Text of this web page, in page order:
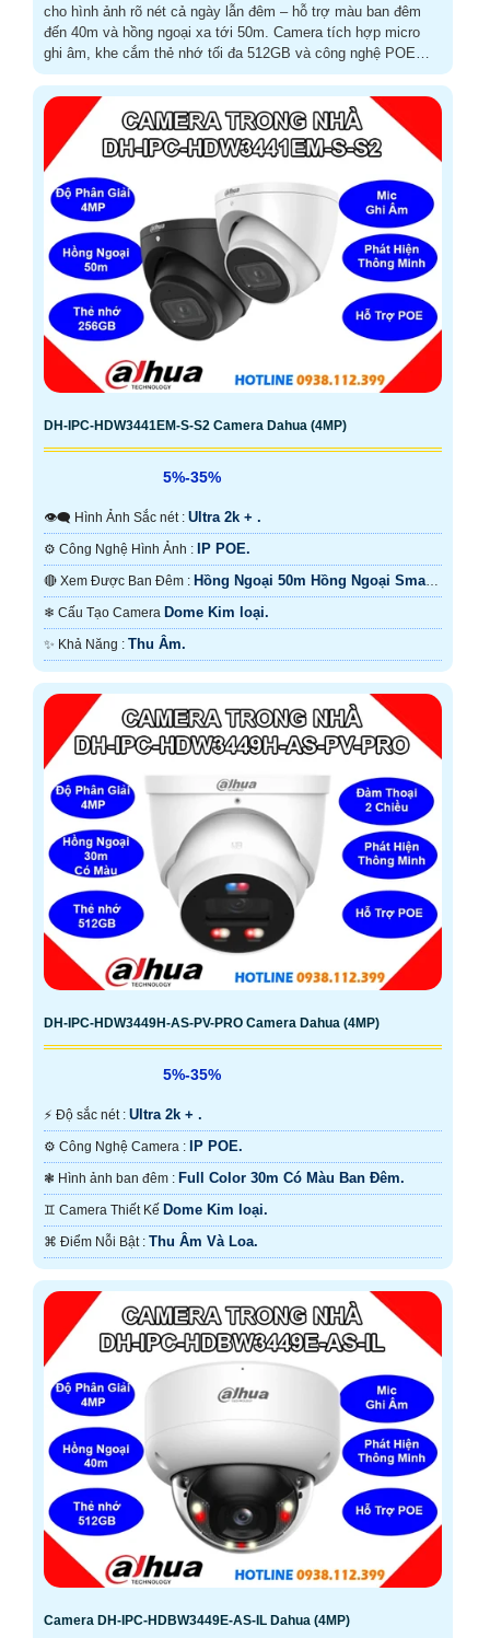
cho hình ảnh rõ nét cả ngày lẫn đêm – hỗ trợ màu ban đêm
đến 40m và hồng ngoại xa tới 50m. Camera tích hợp micro
ghi âm, khe cắm thẻ nhớ tối đa 512GB và công nghệ POE
giúp lắp đặt dễ dàng, tiết kiệm chi phí
DH-IPC-HDW3441EM-S-S2 Camera Dahua (4MP)
5%-35%
👁️‍🗨 Hình Ảnh Sắc nét : Ultra 2k + .
⚙ Công Nghệ Hình Ảnh : IP POE.
🔴 Xem Được Ban Đêm : Hồng Ngoại 50m Hồng Ngoại Smart
IR.❄ Cấu Tạo Camera Dome Kim loại.
️✨ Khả Năng : Thu Âm.
DH-IPC-HDW3449H-AS-PV-PRO Camera Dahua (4MP)
5%-35%
️⚡ Độ sắc nét : Ultra 2k + .
⚙ Công Nghệ Camera : IP POE.
❃ Hình ảnh ban đêm : Full Color 30m Có Màu Ban Ðêm.
♊ Camera Thiết Kế Dome Kim loại.
️⌘ Điểm Nỗi Bật : Thu Âm Và Loa.
Camera DH-IPC-HDBW3449E-AS-IL Dahua (4MP)